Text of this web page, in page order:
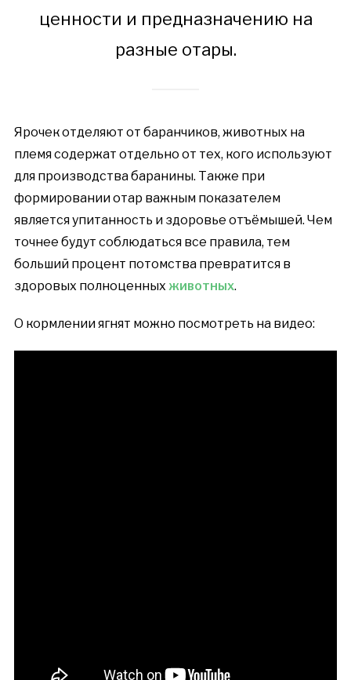
ценности и предназначению на
разные отары.
Ярочек отделяют от баранчиков, животных на
племя содержат отдельно от тех, кого используют
для производства баранины. Также при
формировании отар важным показателем
является упитанность и здоровье отъёмышей. Чем
точнее будут соблюдаться все правила, тем
больший процент потомства превратится в
здоровых полноценных животных.
О кормлении ягнят можно посмотреть на видео: